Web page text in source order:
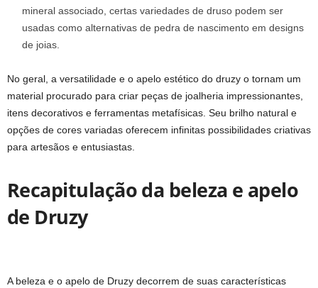
mineral associado, certas variedades de druso podem ser
usadas como alternativas de pedra de nascimento em designs
de joias.
No geral, a versatilidade e o apelo estético do druzy o tornam um
material procurado para criar peças de joalheria impressionantes,
itens decorativos e ferramentas metafísicas. Seu brilho natural e
opções de cores variadas oferecem infinitas possibilidades criativas
para artesãos e entusiastas.
Recapitulação da beleza e apelo
de Druzy
A beleza e o apelo de Druzy decorrem de suas características